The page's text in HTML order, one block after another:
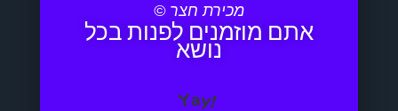
מכירת חצר ©
אתם מוזמנים לפנות בכל
נושא